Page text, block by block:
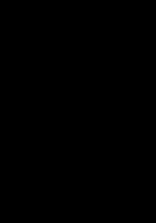
È vietata la copia,
pubblicazione,
qualsiasi forma,